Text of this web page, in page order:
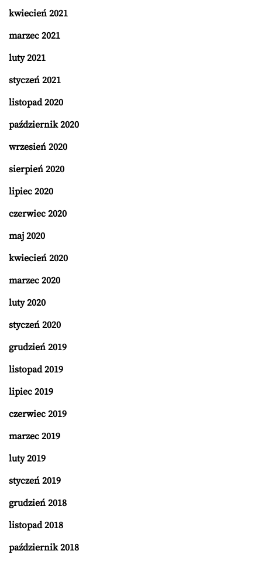
kwiecień 2021
marzec 2021
luty 2021
styczeń 2021
listopad 2020
październik 2020
wrzesień 2020
sierpień 2020
lipiec 2020
czerwiec 2020
maj 2020
kwiecień 2020
marzec 2020
luty 2020
styczeń 2020
grudzień 2019
listopad 2019
lipiec 2019
czerwiec 2019
marzec 2019
luty 2019
styczeń 2019
grudzień 2018
listopad 2018
październik 2018